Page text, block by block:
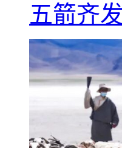
五箭齐